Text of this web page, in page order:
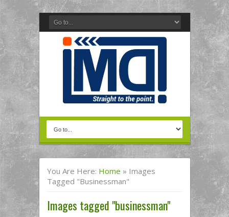
You Are Here: Home » Images
Tagged "businessman"
Images tagged "businessman"